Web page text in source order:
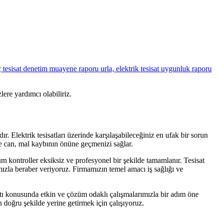
yardımcı olabiliriz.
Elektrik tesisatları üzerinde karşılaşabileceğiniz en ufak bir sorun
mal kaybının önüne geçmenizi sağlar.
kontroller eksiksiz ve profesyonel bir şekilde tamamlanır. Tesisat
beraber veriyoruz. Firmamızın temel amacı iş sağlığı ve
etkin ve çözüm odaklı çalışmalarımızla bir adım öne
şekilde yerine getirmek için çalışıyoruz.